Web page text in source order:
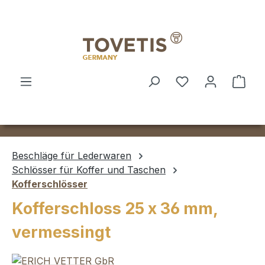
Beschläge für Lederwaren
Schlösser für Koffer und Taschen
Kofferschlösser
Kofferschloss 25 x 36 mm,
vermessingt